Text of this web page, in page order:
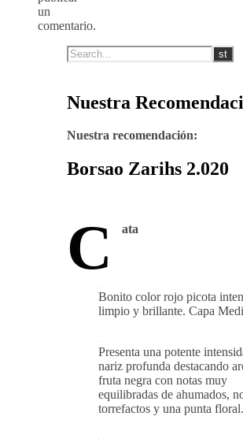
un
comentario.
Nuestra
Nuestra recomendación:
Borsao Zarihs 2.020
C ata
Bonito color rojo picota
limpio y brillante. Capa
Presenta una potente
nariz profunda destacando
fruta negra con notas muy
equilibradas de ahumados,
torrefactos y una punta floral.